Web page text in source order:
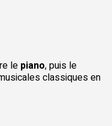
le piano, puis le
classiques en